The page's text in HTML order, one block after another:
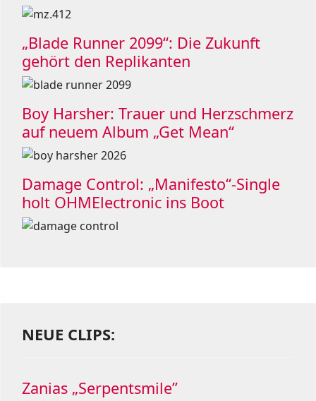
„Blade Runner 2099“: Die Zukunft
gehört den Replikanten
Boy Harsher: Trauer und Herzschmerz
auf neuem Album „Get Mean“
Damage Control: „Manifesto“-Single
holt OHMElectronic ins Boot
NEUE CLIPS:
Zanias „Serpentsmile”